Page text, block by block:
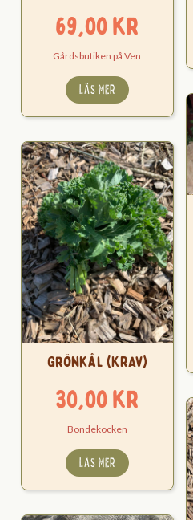
69,00kr
Gårdsbutiken på Ven
LÄS MER
Grönkål (KRAV)
30,00kr
Bondekocken
LÄS MER